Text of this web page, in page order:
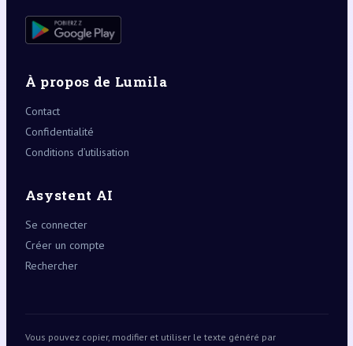
À propos de Lumila
Contact
Confidentialité
Conditions d’utilisation
Asystent AI
Se connecter
Créer un compte
Rechercher
Vous pouvez copier, modifier et utiliser le texte généré par